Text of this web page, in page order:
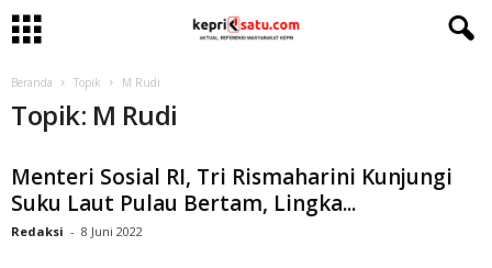
Beranda Topik M Rudi
Topik: M Rudi
Menteri Sosial RI, Tri Rismaharini Kunjungi
Suku Laut Pulau Bertam, Lingka...
Redaksi - 8 Juni 2022